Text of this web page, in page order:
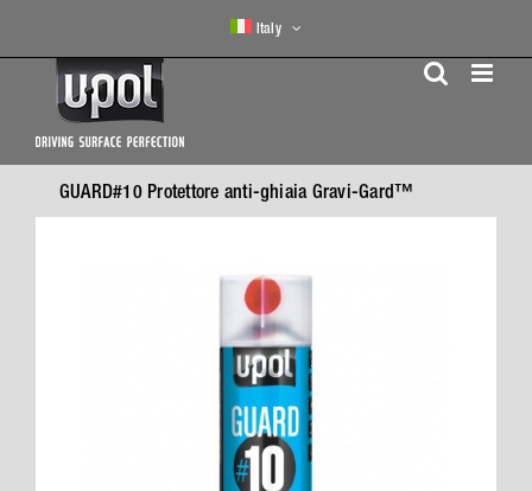
Italy
GUARD#10 Protettore anti-ghiaia Gravi-Gard™